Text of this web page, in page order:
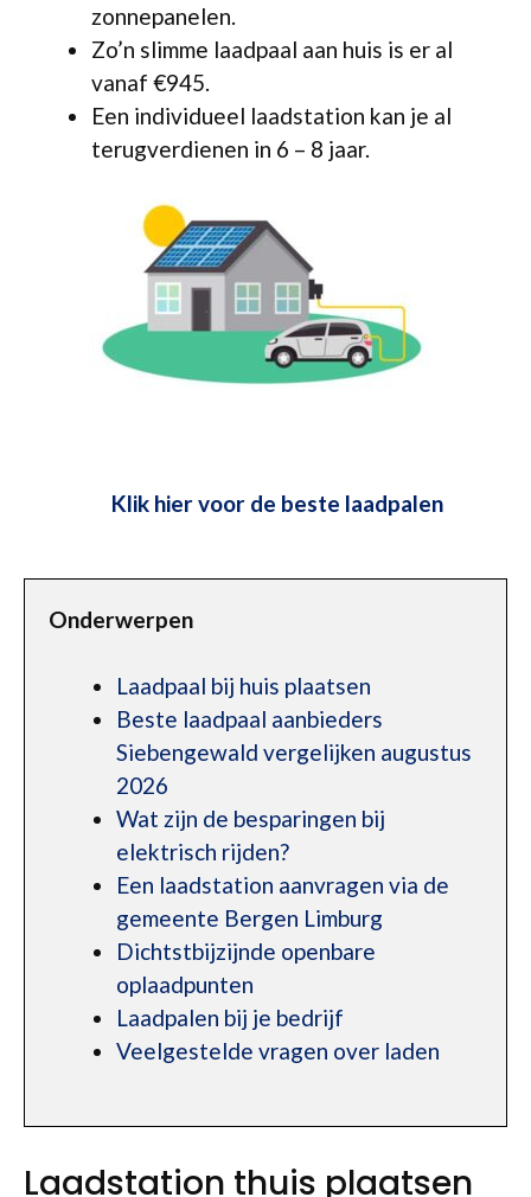
zonnepanelen.
Zo’n slimme laadpaal aan huis is er al
vanaf €945.
Een individueel laadstation kan je al
terugverdienen in 6 – 8 jaar.
Klik hier voor de beste laadpalen
Onderwerpen
Laadpaal bij huis plaatsen
Beste laadpaal aanbieders
Siebengewald vergelijken augustus
2026
Wat zijn de besparingen bij
elektrisch rijden?
Een laadstation aanvragen via de
gemeente Bergen Limburg
Dichtstbijzijnde openbare
oplaadpunten
Laadpalen bij je bedrijf
Veelgestelde vragen over laden
Laadstation thuis plaatsen